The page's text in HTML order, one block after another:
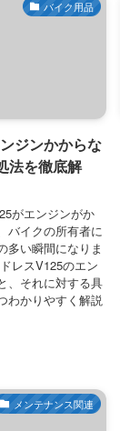
バイク用品
ジンかからな
法を徹底解
がエンジンがか
バイクの所有者に
多い瞬間になりま
レスV125のエン
、それに対する具
わかりやすく解説
メンテナンス関連